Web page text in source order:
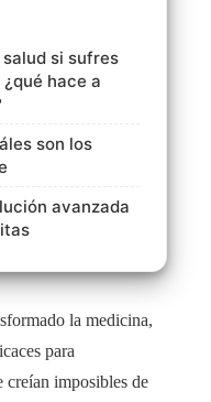
si sufres
hace a
son los
avanzada
la medicina,
para
creían imposibles de